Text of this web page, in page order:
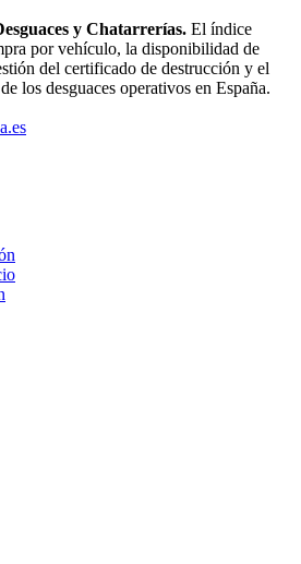
y Chatarrerías. El índice
por vehículo, la disponibilidad de
del certificado de destrucción y el
los desguaces operativos en España.